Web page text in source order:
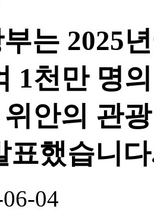
는 2025
1천만 명
안의 관
표했습니
04